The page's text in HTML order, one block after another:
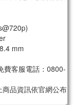
mm
費客服電話：0800-
品資訊依官網公布